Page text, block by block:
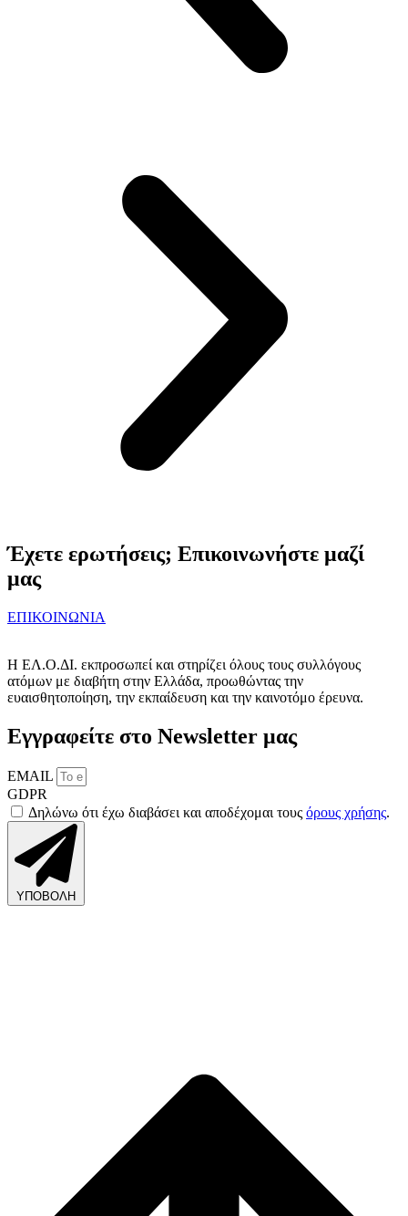
Έχετε ερωτήσεις; Επικοινωνήστε μαζί
μας
ΕΠΙΚΟΙΝΩΝΙΑ
Η ΕΛ.Ο.ΔΙ. εκπροσωπεί και στηρίζει όλους τους συλλόγους
ατόμων με διαβήτη στην Ελλάδα, προωθώντας την
ευαισθητοποίηση, την εκπαίδευση και την καινοτόμο έρευνα.
Εγγραφείτε στο Newsletter μας
EMAIL
GDPR
Δηλώνω ότι έχω διαβάσει και αποδέχομαι τους όρους χρήσης.
ΥΠΟΒΟΛΗ